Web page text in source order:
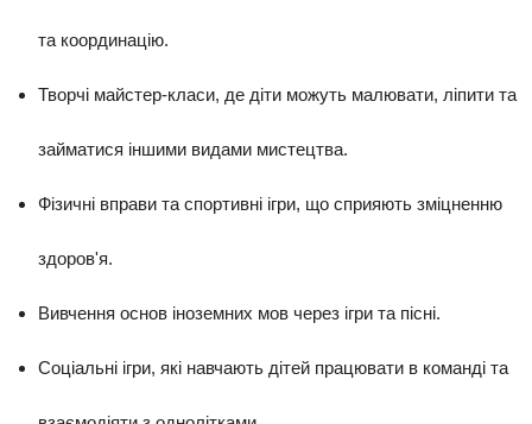
та координацію.
Творчі майстер-класи, де діти можуть малювати, ліпити та
займатися іншими видами мистецтва.
Фізичні вправи та спортивні ігри, що сприяють зміцненню
здоров'я.
Вивчення основ іноземних мов через ігри та пісні.
Соціальні ігри, які навчають дітей працювати в команді та